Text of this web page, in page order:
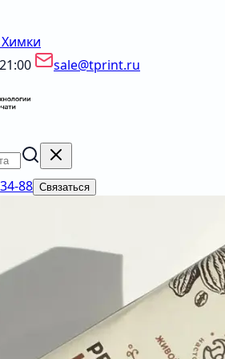
Химки
sale@tprint.ru
88 Связаться